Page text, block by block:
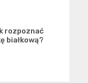
rozpoznać
białkową?